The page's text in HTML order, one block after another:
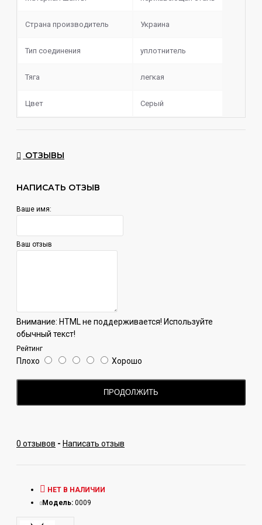
Страна производитель Украина
Тип соединения уплотнитель
Тяга легкая
Цвет Серый
ОТЗЫВЫ
НАПИСАТЬ ОТЗЫВ
Ваше имя:
Ваш отзыв
Внимание: HTML не поддерживается! Используйте
обычный текст!
Рейтинг
Плохо Хорошо
ПРОДОЛЖИТЬ
0 отзывов - Написать отзыв
НЕТ В НАЛИЧИИ
Модель: 0009